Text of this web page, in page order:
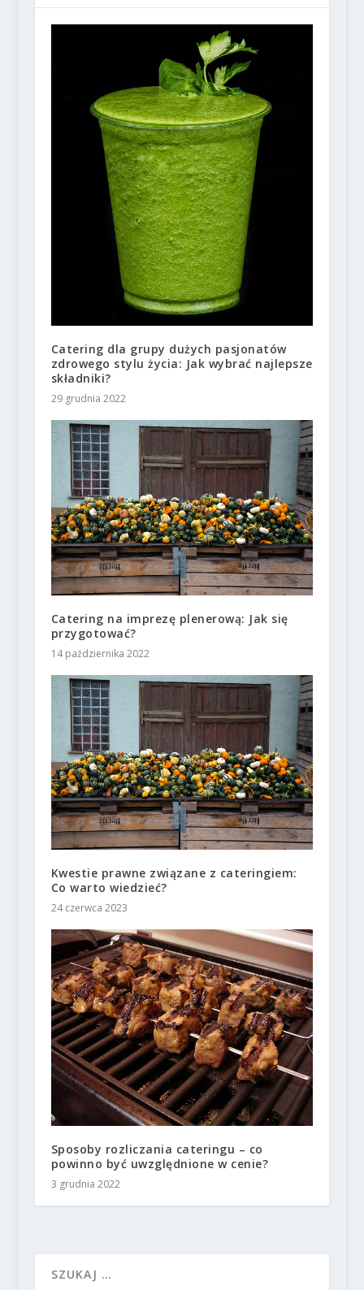
Catering dla grupy dużych pasjonatów
zdrowego stylu życia: Jak wybrać najlepsze
składniki?
29 grudnia 2022
Catering na imprezę plenerową: Jak się
przygotować?
14 października 2022
Kwestie prawne związane z cateringiem:
Co warto wiedzieć?
24 czerwca 2023
Sposoby rozliczania cateringu – co
powinno być uwzględnione w cenie?
3 grudnia 2022